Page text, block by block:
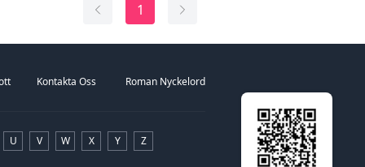
1
Kontakta Oss Roman Nyckelord
U V W X Y Z